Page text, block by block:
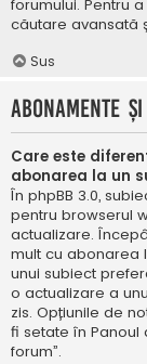
forumului. Pentru
căutare avansată
Sus
Abonamente
Care este
abonarea la un
În phpBB 3.0,
pentru browserul
actualizare.
mult cu abonarea
unui subiect
o actualizare a
zis. Opțiunile de
fi setate în Panoul
forum”.